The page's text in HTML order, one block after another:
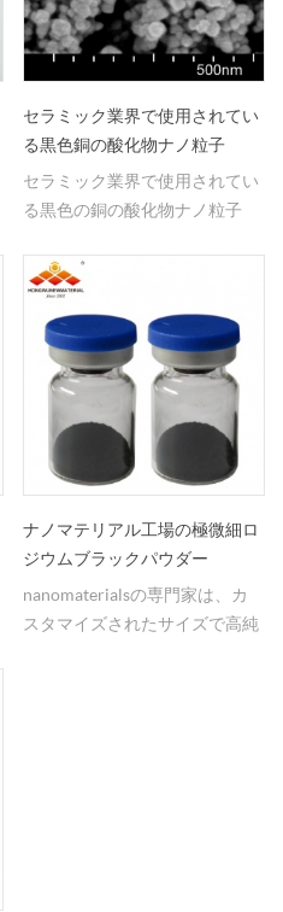
方晶ジルコニアであり、正方晶
ジルコニア粒子が1μm以下のサ
イズで分散している。この方法
により、材料の特性は、同じ材
料を調製するための従来の方法
の特性よりも優れている。硬度
は30％増加し、靭性は6％増加
ラスセラミックコーティング
は、 酸化マグネシウムナノ粒子
（sio2）、酸化ホウ素、ナノア
ルミナ（al2o3）、酸化セリウ
ムナノ粒子は、耐摩耗性、硬
度、圧縮強度および耐衝撃性を
含む触媒の機械的強度を効果的
に改善することができる。触媒
の活性中心を増強し、それによ
って触媒の活性を高め、活性成
分を節約し、コストを低減す
ゼルエンジンやガソリンエンジ
ンに主に使用されています。ナ
包 真空包装、10g、50g、
100g、500g、または必要に応
じて。 価格に関する質問がある
ついて質問したい ゲルマニウム
金属粉末（Ge） 注文中に在庫
がある、または他の援助が必要
な場合は、
電子メールを送信するか、86-
20-87748917 87226359までお
電話ください。ありがとうござ
います。
セラミック業界で使用されてい
る黒色銅の酸化物ナノ粒子
セラミック業界で使用されてい
る黒色の銅の酸化物ナノ粒子
のバルク価格から見つけること
ができます。
ナノマテリアル工場の極微細ロ
ジウムブラックパウダー
nanomaterialsの専門家は、カ
スタマイズされたサイズで高純